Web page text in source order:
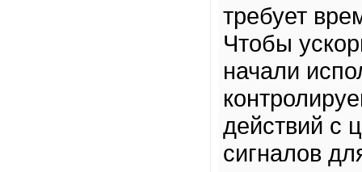
требует
Чтобы
начали
действий с
сигналов